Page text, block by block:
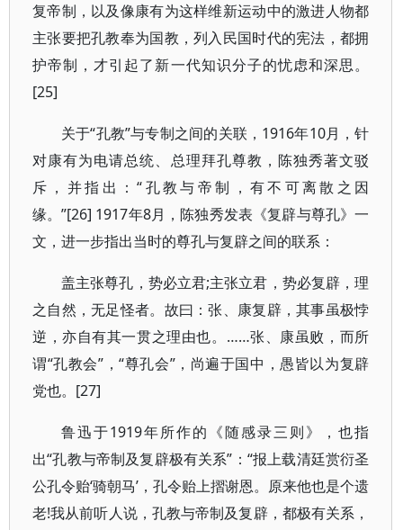
复帝制，以及像康有为这样维新运动中的激进人物都
主张要把孔教奉为国教，列入民国时代的宪法，都拥
护帝制，才引起了新一代知识分子的忧虑和深思。
[25]
关于“孔教”与专制之间的关联，1916年10月，针
对康有为电请总统、总理拜孔尊教，陈独秀著文驳
斥，并指出：“孔教与帝制，有不可离散之因
缘。”[26] 1917年8月，陈独秀发表《复辟与尊孔》一
文，进一步指出当时的尊孔与复辟之间的联系：
盖主张尊孔，势必立君;主张立君，势必复辟，理
之自然，无足怪者。故曰：张、康复辟，其事虽极悖
逆，亦自有其一贯之理由也。……张、康虽败，而所
谓“孔教会”，“尊孔会”，尚遍于国中，愚皆以为复辟
党也。[27]
鲁迅于1919年所作的《随感录三则》，也指
出“孔教与帝制及复辟极有关系”：“报上载清廷赏衍圣
公孔令贻‘骑朝马’，孔令贻上摺谢恩。原来他也是个遗
老!我从前听人说，孔教与帝制及复辟，都极有关系，